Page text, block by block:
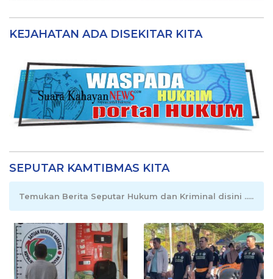
KEJAHATAN ADA DISEKITAR KITA
SEPUTAR KAMTIBMAS KITA
Temukan Berita Seputar Hukum dan Kriminal disini .....